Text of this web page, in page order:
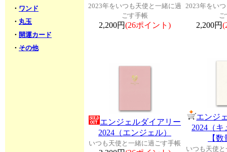
・ ワンド
・ 丸玉
・ 開運カード
・ その他
2023年をいつも天使と一緒に過
ごす手帳
2,200円(26ポイント)
2023年をい
2,200円
エンジェルダイアリー
2024（エンジェル）
いつも天使と一緒に過ごす手帳
エンジ
2024（
【
いつも天使